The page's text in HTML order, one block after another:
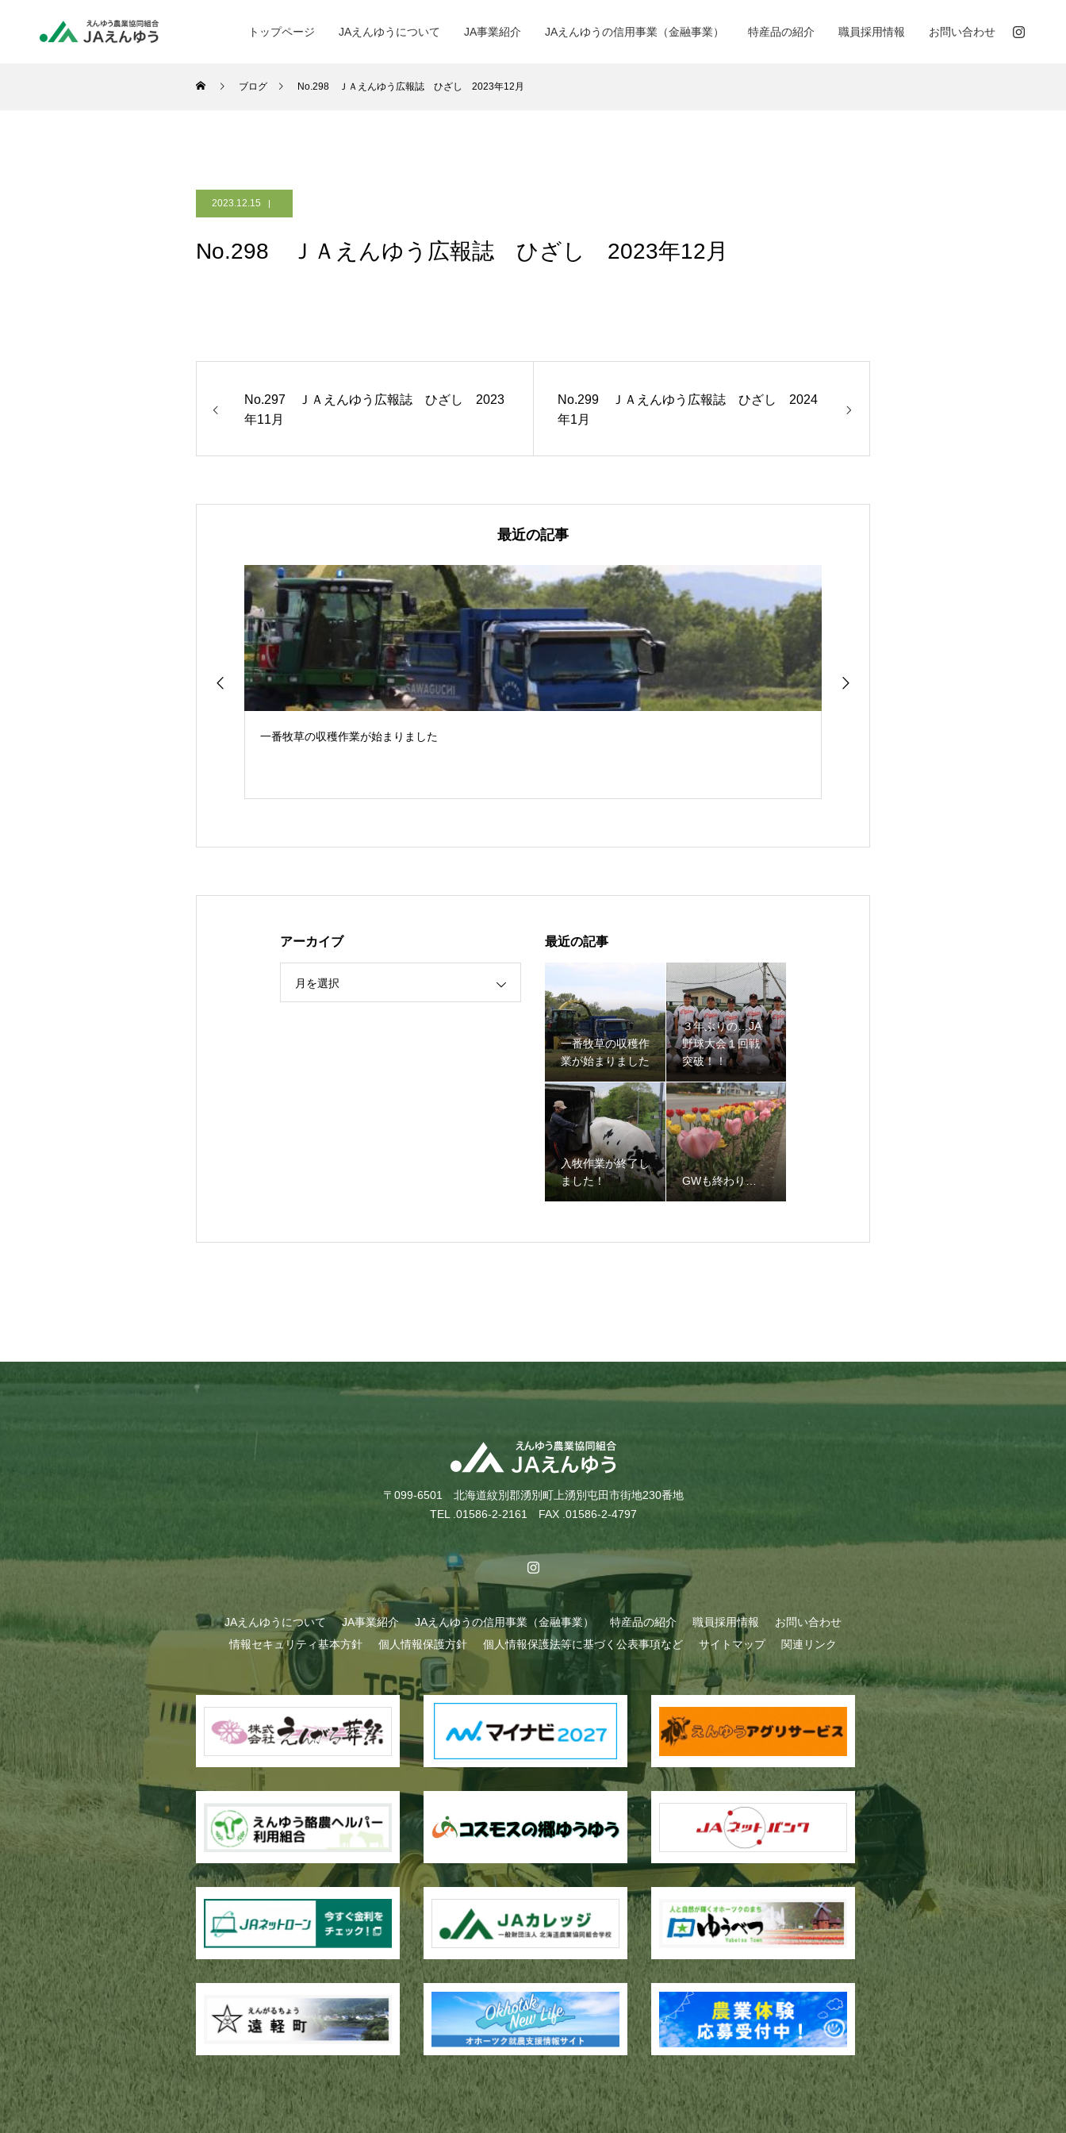
トップページ JAえんゆうについて JA事業紹介 JAえんゆうの信用事業（金融事業） 特産品の紹介 職員採用情報 お問い合わせ
ブログ No.298 ＪＡえんゆう広報誌 ひざし 2023年12月
2023.12.15
No.298 ＪＡえんゆう広報誌 ひざし 2023年12月
No.297 ＪＡえんゆう広報誌 ひざし 2023
年11月
No.299 ＪＡえんゆう広報誌 ひざし 2024
年1月
最近の記事
一番牧草の収穫作業が始まりました
甜菜の播種作業が始まりました
ブロッコリー播種作業が行われています
アーカイブ
月を選択
最近の記事
一番牧草の収穫作
業が始まりました
３年ぶりの…JA
野球大会１回戦
突破！！
入牧作業が終了し
ました！
GWも終わり…
〒099-6501 北海道紋別郡湧別町上湧別屯田市街地230番地
TEL .01586-2-2161 FAX .01586-2-4797
JAえんゆうについて JA事業紹介 JAえんゆうの信用事業（金融事業） 特産品の紹介 職員採用情報
お問い合わせ
情報セキュリティ基本方針
個人情報保護方針 個人情報保護法等に基づく公表事項など サイトマップ 関連リンク